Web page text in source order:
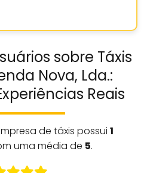
sobre Táxis
Nova, Lda.:
Reais
de táxis possui 1
uma média de 5.